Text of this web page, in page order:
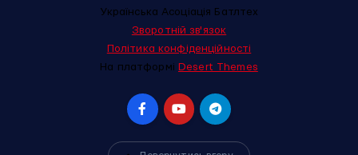
Українська Асоціація Батлтех
Зворотній зв'язок
Політика конфіденційності
На платформі Desert Themes